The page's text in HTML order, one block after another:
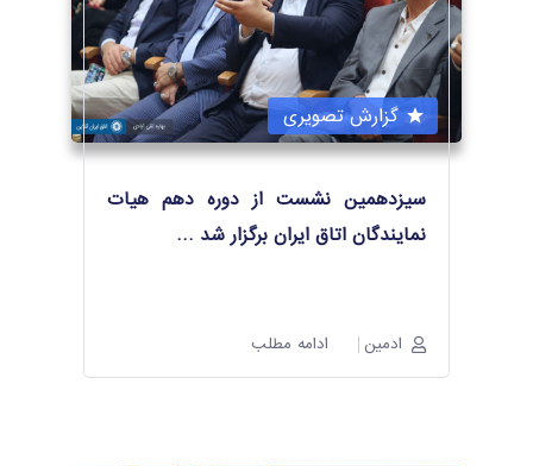
گزارش تصویری
سیزدهمین نشست از دوره دهم هیات
نمایندگان اتاق ایران برگزار شد …
ادمین ادامه مطلب